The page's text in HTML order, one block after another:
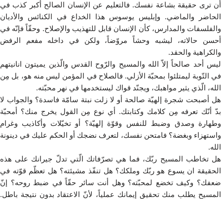
أن ترى حقيقة بشاعة نفسك. فالتعليم عن الإنسان الصالح أكبر كذب في
الحاضر والماضي. وإبليس يوسوس هذا الخداع في الكنائس والأديان
والفلسفات والمدارس، كأن الإنسان قابل للتهذيب والإصلاح. وحقّاً فإنّه في
أحسن حالاته، ليشبه وحشاً مروّضاً، ولكن في داخله مفعم الرفض
والكراهية والحقد.
ليس أحد صالحاً إلاّ الله والمسيح والرّوح القدس والّذين يميتون انانيتهم
في التّوبة ليمتلئوا بمحبّة الأزلي. فالصلاح في المؤمن ليس منه هو، بل مِن
الله، الّذي يثير مواهبك، ويجنّد قواك ليستخدمها في نهر محبّته.
هل أصبحت شجرة إلهيّة صالحة أو لا زلت نبتة سامّة فاسدة؟ والجواب لا
بدّ أنّك تعرفه مِن كلامك وكتابتك. أي نوع مِن القول يخرج منك؟ أمحبّة
وطهارة وصدق وضبط للنفس وقوّة إلهيّة؟ أو تخيّلات وأكاذيب وغرام
واستهزاء وبغضة؟ فامتحن نفسك، لتعرف نضجك أو الحكم عليك في دينونة
الله.
هل تخاطب المسيح ربّك، فما هي تصرّفاتك الّتي تدلّ جيرانك على هذه
الحقيقة ان يسوع هو ربّك وملكك؟ هل تنفّذ مشيئته؟ هل تعظّم قوّته في
ضعفك؟ وكيف تخضع لمحبّته؟ وهل أنت سائر حقّاً في ضبط روحه؟ إنّ
المسيح يطلب منك تحقيق إيمانك عملياً، لأنّ الاعتقاد بدون نتيجة باطل.